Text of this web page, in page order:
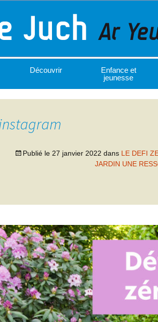
Découvrir
Enfance et
jeunesse
Publié le 27 janvier 2022 dans LE DEFI
JARDIN UNE